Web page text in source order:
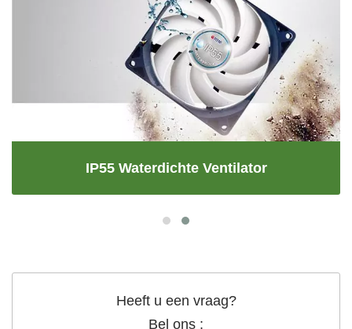
IP55 Waterdichte Ventilator
Heeft u een vraag?
Bel ons :